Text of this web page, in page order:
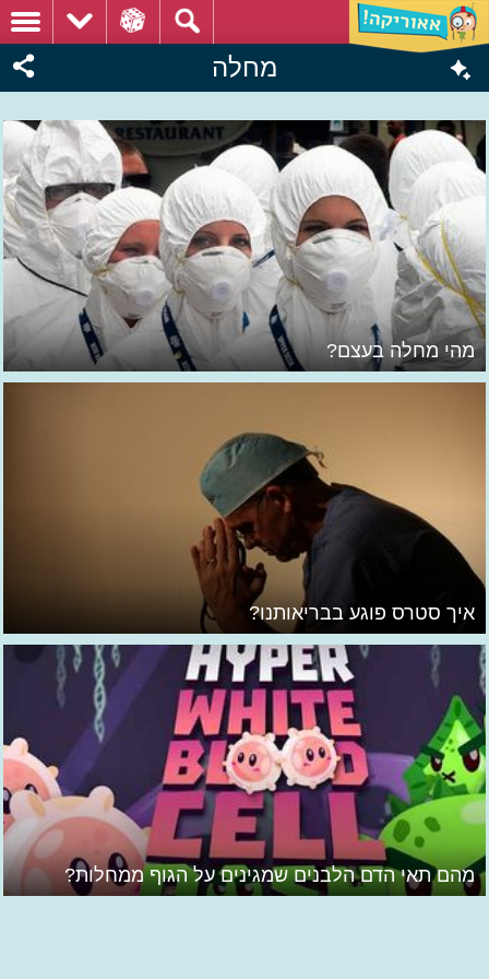
מחלה
מהי מחלה בעצם?
איך סטרס פוגע בבריאותנו?
מהם תאי הדם הלבנים שמגינים על הגוף ממחלות?